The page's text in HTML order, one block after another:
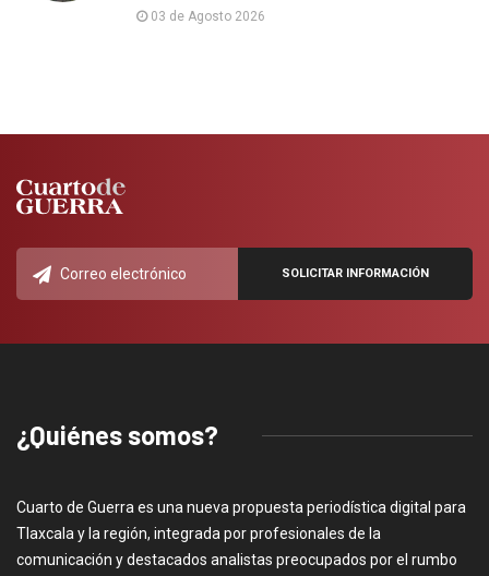
03 de Agosto 2026
¿Quiénes somos?
Cuarto de Guerra es una nueva propuesta periodística digital para
Tlaxcala y la región, integrada por profesionales de la
comunicación y destacados analistas preocupados por el rumbo